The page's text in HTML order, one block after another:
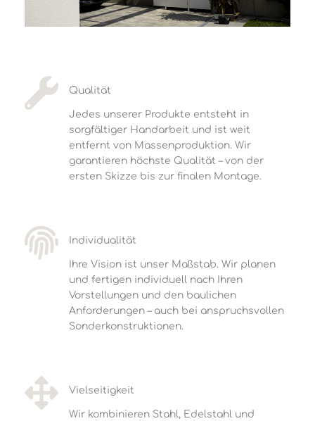
Qualität
Jedes unserer Produkte entsteht in
sorgfältiger Handarbeit und ist weit
entfernt von Massenproduktion. Wir
garantieren höchste Qualität – von der
ersten Skizze bis zur finalen Montage.
Individualität
Ihre Vision ist unser Maßstab. Wir planen
und fertigen individuell nach Ihren
Vorstellungen und den baulichen
Anforderungen – auch bei anspruchsvollen
Sonderkonstruktionen.
Vielseitigkeit
Wir kombinieren Stahl, Edelstahl und